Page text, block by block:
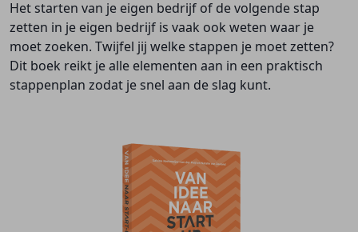
Het starten van je eigen bedrijf of de volgende stap
zetten in je eigen bedrijf is vaak ook weten waar je
moet zoeken. Twijfel jij welke stappen je moet zetten?
Dit boek reikt je alle elementen aan in een praktisch
stappenplan zodat je snel aan de slag kunt.